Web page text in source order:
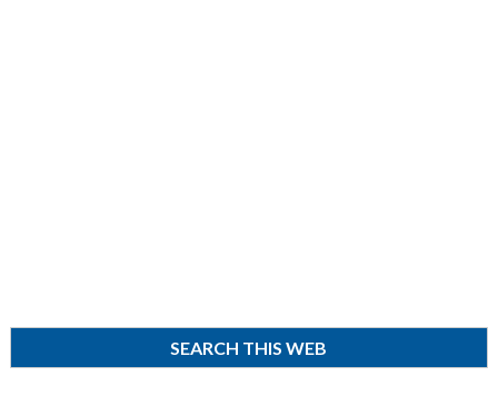
SEARCH THIS WEB